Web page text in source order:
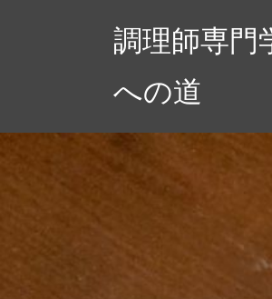
プ
調理師専門
への道